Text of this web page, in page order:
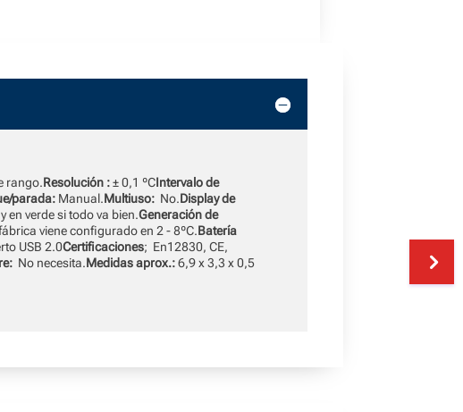
rango.Resolución :± 0,1 ºCIntervalo de
parada: Manual.Multiuso: No.Display de
en verde si todo va bien.Generación de
viene configurado en 2 - 8ºC.Batería
USB 2.0Certificaciones; En12830, CE,
No necesita.Medidas aprox.:6,9 x 3,3 x 0,5